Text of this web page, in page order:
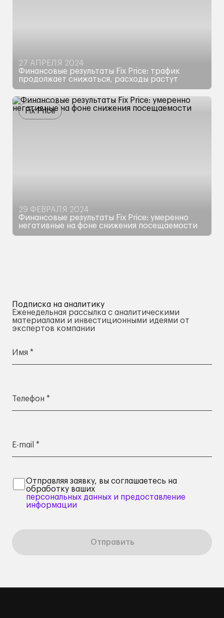
27 АПРЕЛЯ 2024
Финансовые результаты Fix Price: трафик
продолжает снижаться, расходы растут
Компания опубликовала результаты за первый
квартал 2024 года
Fix Price
29 ФЕВРАЛЯ 2024
Финансовые результаты Fix Price: умеренно
негативные на фоне снижения посещаемости
Подписка на аналитику
Еженедельная рассылка с аналитическими
материалами и инвестиционными идеями от
экспертов компании
Имя *
Телефон *
E-mail *
Отправляя заявку, вы соглашаетесь на
обработку ваших
персональных данных и предоставление
информации
Отправить